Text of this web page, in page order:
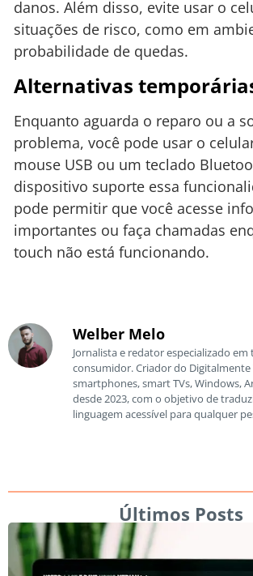
danos. Além disso, evite usar o
situações de risco, como em
probabilidade de quedas.
Alternativas
Enquanto aguarda o reparo ou a
problema, você pode usar o
mouse USB ou um teclado
dispositivo suporte essa
pode permitir que você acesse
importantes ou faça chamadas
touch não está funcionando.
Welber Melo
Jornalista e redator especializado
consumidor. Criador do Digitalmente
smartphones, smart TVs, Windows,
desde 2023, com o objetivo de
linguagem acessível para qualquer
Últimos Posts